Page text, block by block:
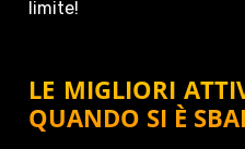
limite!
LE MIGLIORI
QUANDO SI È